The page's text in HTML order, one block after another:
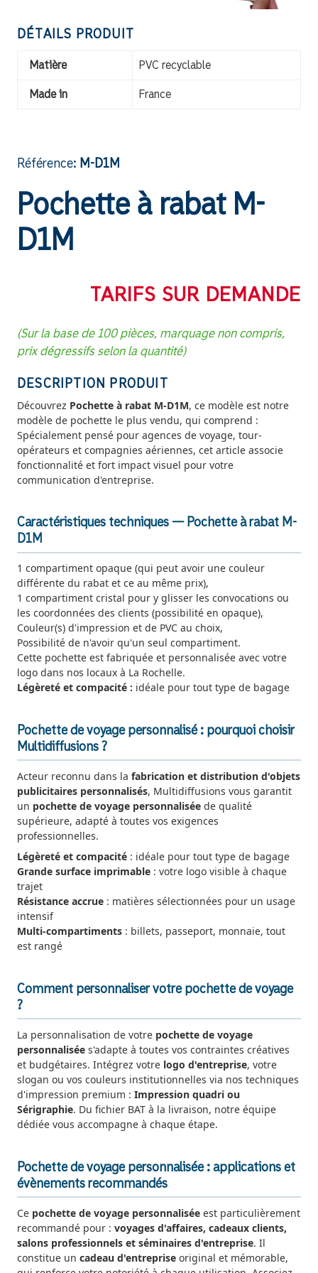
DÉTAILS PRODUIT
Matière PVC recyclable
Made in France
Référence: M-D1M
Pochette à rabat M-
D1M
TARIFS SUR DEMANDE
(Sur la base de 100 pièces, marquage non compris,
prix dégressifs selon la quantité)
DESCRIPTION PRODUIT
Découvrez Pochette à rabat M-D1M, ce modèle est notre
modèle de pochette le plus vendu, qui comprend :
Spécialement pensé pour agences de voyage, tour-
opérateurs et compagnies aériennes, cet article associe
fonctionnalité et fort impact visuel pour votre
communication d'entreprise.
Caractéristiques techniques — Pochette à rabat M-
D1M
1 compartiment opaque (qui peut avoir une couleur
différente du rabat et ce au même prix),
1 compartiment cristal pour y glisser les convocations ou
les coordonnées des clients (possibilité en opaque),
Couleur(s) d'impression et de PVC au choix,
Possibilité de n'avoir qu'un seul compartiment.
Cette pochette est fabriquée et personnalisée avec votre
logo dans nos locaux à La Rochelle.
Légèreté et compacité : idéale pour tout type de bagage
Pochette de voyage personnalisé : pourquoi choisir
Multidiffusions ?
Acteur reconnu dans la fabrication et distribution d'objets
publicitaires personnalisés, Multidiffusions vous garantit
un pochette de voyage personnalisée de qualité
supérieure, adapté à toutes vos exigences
professionnelles.
Légèreté et compacité : idéale pour tout type de bagage
Grande surface imprimable : votre logo visible à chaque
trajet
Résistance accrue : matières sélectionnées pour un usage
intensif
Multi-compartiments : billets, passeport, monnaie, tout
est rangé
Comment personnaliser votre pochette de voyage
?
La personnalisation de votre pochette de voyage
personnalisée s'adapte à toutes vos contraintes créatives
et budgétaires. Intégrez votre logo d'entreprise, votre
slogan ou vos couleurs institutionnelles via nos techniques
d'impression premium : Impression quadri ou
Sérigraphie. Du fichier BAT à la livraison, notre équipe
dédiée vous accompagne à chaque étape.
Pochette de voyage personnalisée : applications et
évènements recommandés
Ce pochette de voyage personnalisée est particulièrement
recommandé pour : voyages d'affaires, cadeaux clients,
salons professionnels et séminaires d'entreprise. Il
constitue un cadeau d'entreprise original et mémorable,